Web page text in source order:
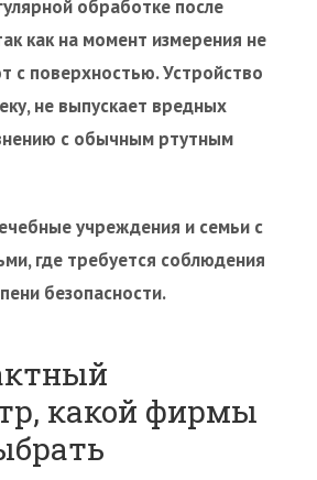
обработке после
как на момент измерения не
с поверхностью. Устройство
не выпускает вредных
с обычным ртутным
учреждения и семьи с
где требуется соблюдения
безопасности.
какой фирмы